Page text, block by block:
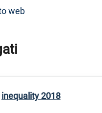
web
inequality 2018